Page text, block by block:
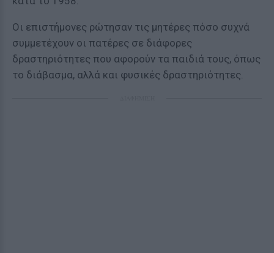
Οι επιστήμονες ρώτησαν τις μητέρες πόσο συχνά
συμμετέχουν οι πατέρες σε διάφορες
δραστηριότητες που αφορούν τα παιδιά τους, όπως
το διάβασμα, αλλά και φυσικές δραστηριότητες.